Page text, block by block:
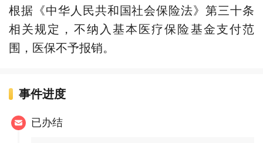
根据《中华人民共和国社会保险法》第三十条
相关规定，不纳入基本医疗保险基金支付范
围，医保不予报销。
事件进度
已办结